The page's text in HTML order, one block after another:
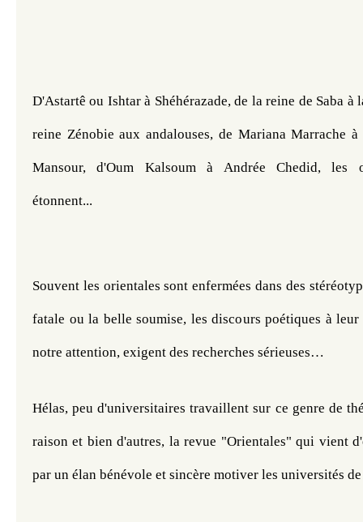
D'Astartê ou Ishtar à Shéhérazade, de la reine de Saba à
reine Zénobie aux andalouses, de Mariana Marrache
Mansour, d'Oum Kalsoum à Andrée Chedid, les
étonnent...
Souvent les orientales sont enfermées dans des
fatale ou la belle soumise, les discours poétiques à
notre attention, exigent des recherches sérieuses…
Hélas, peu d'universitaires travaillent sur ce genre de
raison et bien d'autres, la revue "Orientales" qui vient
par un élan bénévole et sincère motiver les universités